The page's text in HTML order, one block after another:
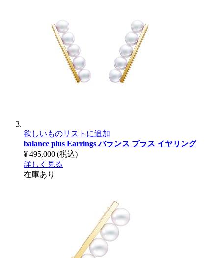
欲しいものリストに追加
balance plus Earringsバランス プラス イヤリング
¥ 495,000 (税込)
詳しく見る
在庫あり